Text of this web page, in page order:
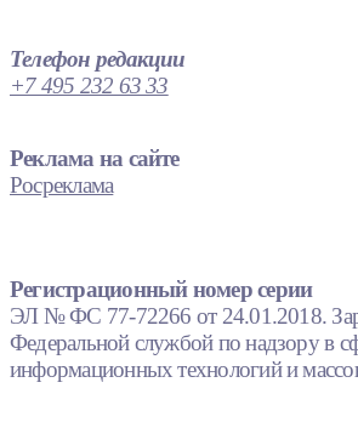
Телефон редакции
+7 495 232 63 33
Реклама на сайте
Росреклама
Регистрационный номер серии
ЭЛ № ФС 77-72266 от 24.01.2018.
Федеральной службой по надзору в
информационных технологий и